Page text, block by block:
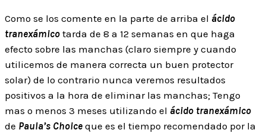
Como se los comente en la parte de arriba el ácido
tranexámico tarda de 8 a 12 semanas en que haga
efecto sobre las manchas (claro siempre y cuando
utilicemos de manera correcta un buen protector
solar) de lo contrario nunca veremos resultados
positivos a la hora de eliminar las manchas; Tengo
mas o menos 3 meses utilizando el ácido tranexámico
de Paula’s Choice que es el tiempo recomendado por la